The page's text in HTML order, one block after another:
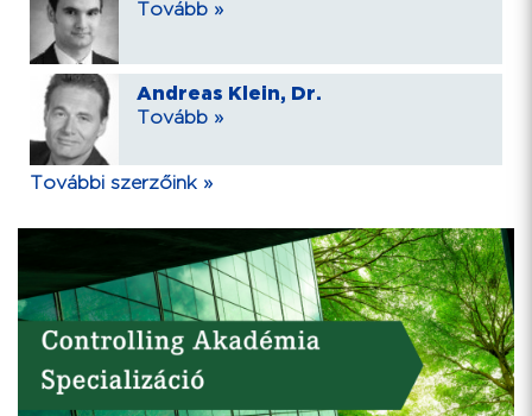
Tovább »
Andreas Klein, Dr.
Tovább »
További szerzőink »